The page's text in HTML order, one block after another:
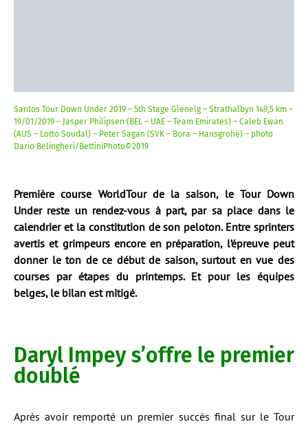
Santos Tour Down Under 2019 – 5th Stage Glenelg – Strathalbyn 149,5 km –
19/01/2019 – Jasper Philipsen (BEL – UAE – Team Emirates) – Caleb Ewan
(AUS – Lotto Soudal) – Peter Sagan (SVK – Bora – Hansgrohe) – photo
Dario Belingheri/BettiniPhoto©2019
Première course WorldTour de la saison, le Tour Down
Under reste un rendez-vous à part, par sa place dans le
calendrier et la constitution de son peloton. Entre sprinters
avertis et grimpeurs encore en préparation, l’épreuve peut
donner le ton de ce début de saison, surtout en vue des
courses par étapes du printemps. Et pour les équipes
belges, le bilan est mitigé.
Daryl Impey s’offre le premier
doublé
Après avoir remporté un premier succès final sur le Tour